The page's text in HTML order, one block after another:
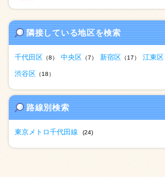
隣接している地区を検索
千代田区 （8） 中央区 （7） 新宿区 （17） 江東区
渋谷区 （18）
路線別検索
東京メトロ千代田線 (24)